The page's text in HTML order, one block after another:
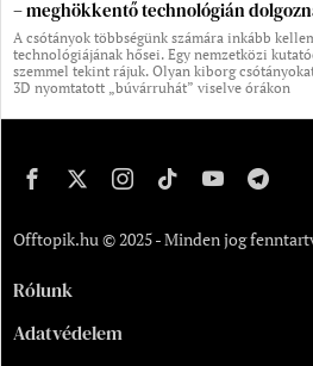
– meghökkentő technológián
A csótányok többségünk számára inkább
technológiájának hősei. Egy nemzetközi
szemmel tekint rájuk. Olyan kiborg
3D nyomtatott „búvárruhát” viselve órákon
Offtopik.hu © 2025 - Minden jog
Rólunk
Adatvédelem